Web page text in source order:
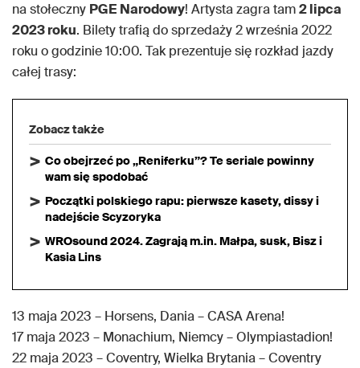
na stołeczny PGE Narodowy! Artysta zagra tam2 lipca
2023 roku. Bilety trafią do sprzedaży 2 września 2022
roku o godzinie 10:00. Tak prezentuje się rozkład jazdy
całej trasy:
Zobacz także
Co obejrzeć po „Reniferku”? Te seriale powinny
wam się spodobać
Początki polskiego rapu: pierwsze kasety, dissy i
nadejście Scyzoryka
WROsound 2024. Zagrają m.in. Małpa, susk, Bisz i
Kasia Lins
13 maja 2023 – Horsens, Dania – CASA Arena!
17 maja 2023 – Monachium, Niemcy – Olympiastadion!
22 maja 2023 – Coventry, Wielka Brytania – Coventry